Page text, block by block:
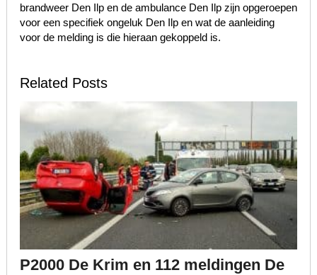
brandweer Den Ilp en de ambulance Den Ilp zijn opgeroepen
voor een specifiek ongeluk Den Ilp en wat de aanleiding
voor de melding is die hieraan gekoppeld is.
Related Posts
P2000 De Krim en 112 meldingen De